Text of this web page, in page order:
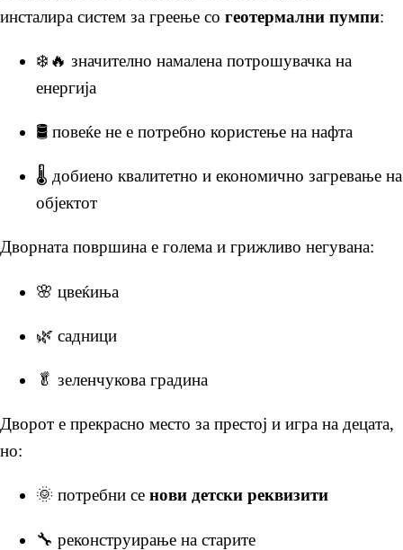
инсталира систем за греење со геотермални пумпи:
❄️🔥 значително намалена потрошувачка на
енергија
🛢️ повеќе не е потребно користење на нафта
🌡️ добиено квалитетно и економично загревање на
објектот
Дворната површина е голема и грижливо негувана:
🌸 цвеќиња
🌿 садници
🥬 зеленчукова градина
Дворот е прекрасно место за престој и игра на децата,
но:
🌞 потребни се нови детски реквизити
🔧 реконструирање на старите